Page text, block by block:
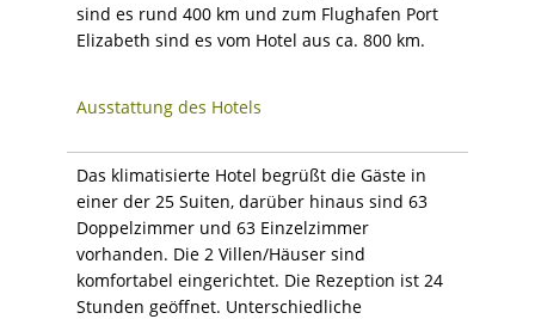
sind es rund 400 km und zum Flughafen Port
Elizabeth sind es vom Hotel aus ca. 800 km.
Ausstattung des Hotels
Das klimatisierte Hotel begrüßt die Gäste in
einer der 25 Suiten, darüber hinaus sind 63
Doppelzimmer und 63 Einzelzimmer
vorhanden. Die 2 Villen/Häuser sind
komfortabel eingerichtet. Die Rezeption ist 24
Stunden geöffnet. Unterschiedliche